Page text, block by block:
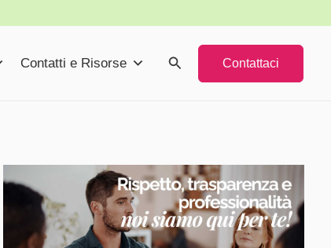
Contatti e Risorse Cerca Contattaci